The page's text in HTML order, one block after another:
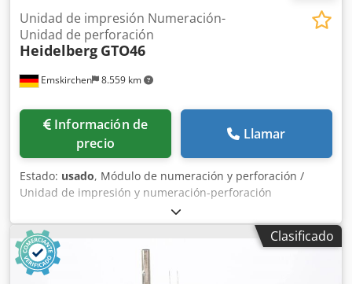
Emskirchen 8.559 km
Unidad de impresión Numeración-
Unidad de perforación
Heidelberg GTO46
Información de
precio
Llamar
Estado: usado, Módulo de numeración y perforación /
Unidad de impresión y numeración-perforación
Heidelberg GTO46. Unidad de impresión y numeración-
perforación para Heidelberg GTO46. Inspección por vídeo
en línea mediante Skype. Dksdpfx Afjh Ayf Ne Her Nos
complacería mucho recibir su visita; tenemos más
máquinas en stock. Disponible de inmediato; se puede
Clasificado